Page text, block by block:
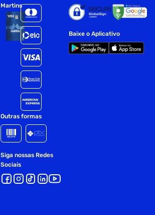
Martins
Outras formas
Siga nossas Redes
Sociais
Baixe o Aplicativo